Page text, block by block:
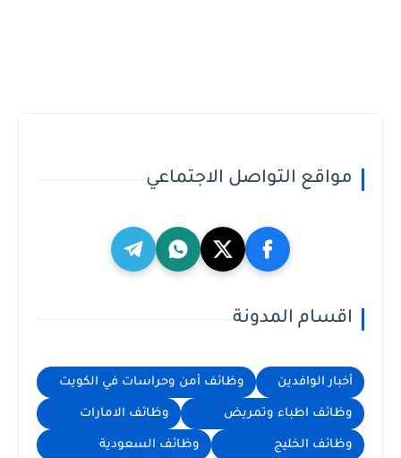
مواقع التواصل الاجتماعي
اقسام المدونة
أخبار الوافدين وظائف أمن وحراسات في الكويت
وظائف اطباء وتمريض وظائف الامارات
وظائف الخليج وظائف السعودية